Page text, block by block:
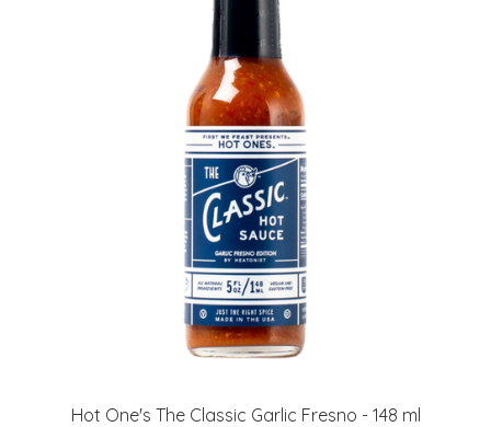
Hot One's The Classic Garlic Fresno - 148 ml